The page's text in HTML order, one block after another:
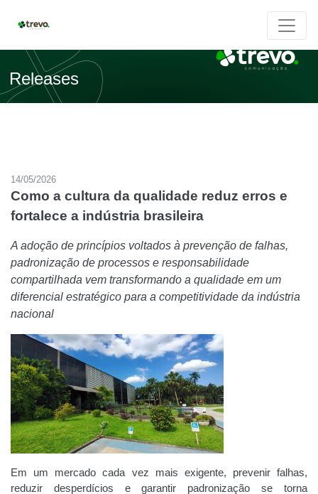
Releases
14/05/2026
Como a cultura da qualidade reduz erros e
fortalece a indústria brasileira
A adoção de princípios voltados à prevenção de falhas,
padronização de processos e responsabilidade
compartilhada vem transformando a qualidade em um
diferencial estratégico para a competitividade da indústria
nacional
Em um mercado cada vez mais exigente, prevenir falhas,
reduzir desperdícios e garantir padronização se torna